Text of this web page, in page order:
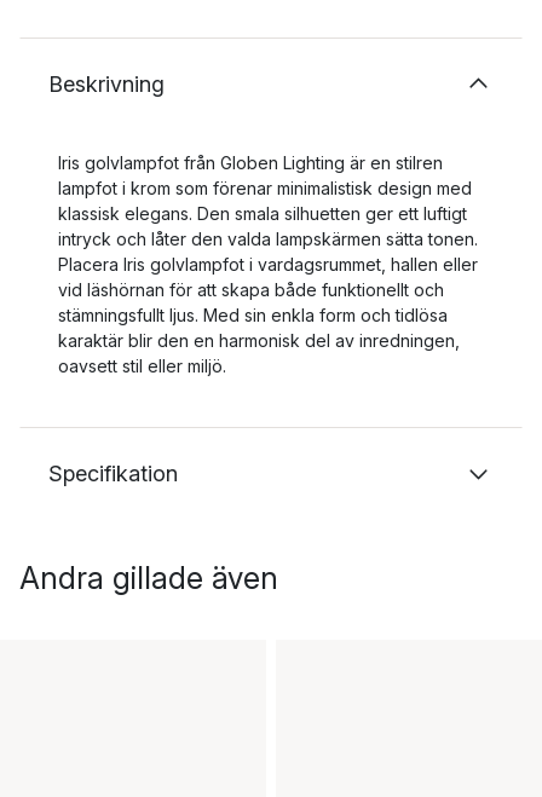
Beskrivning
Iris golvlampfot från Globen Lighting är en stilren
lampfot i krom som förenar minimalistisk design med
klassisk elegans. Den smala silhuetten ger ett luftigt
intryck och låter den valda lampskärmen sätta tonen.
Placera Iris golvlampfot i vardagsrummet, hallen eller
vid läshörnan för att skapa både funktionellt och
stämningsfullt ljus. Med sin enkla form och tidlösa
karaktär blir den en harmonisk del av inredningen,
oavsett stil eller miljö.
Specifikation
Andra gillade även